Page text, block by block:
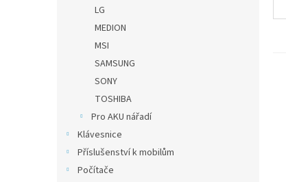
LG
MEDION
MSI
SAMSUNG
SONY
TOSHIBA
Pro AKU nářadí
Klávesnice
Příslušenství k mobilům
Počítače